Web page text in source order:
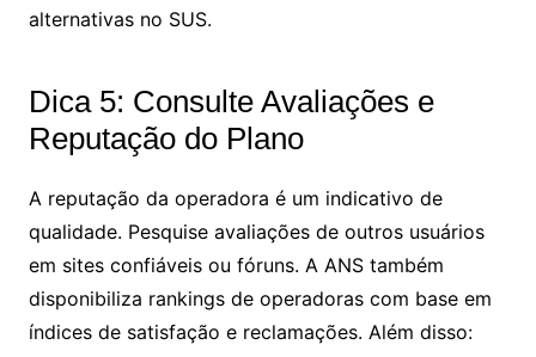
alternativas no SUS.
Dica 5: Consulte Avaliações e
Reputação do Plano
A reputação da operadora é um indicativo de
qualidade. Pesquise avaliações de outros usuários
em sites confiáveis ou fóruns. A ANS também
disponibiliza rankings de operadoras com base em
índices de satisfação e reclamações. Além disso: